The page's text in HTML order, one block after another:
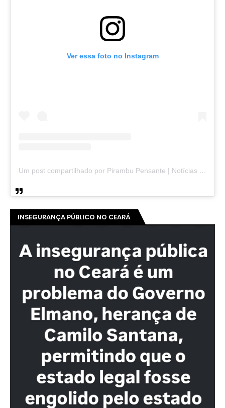
Ver essa foto no Instagram
Um post compartilhado por Pirambu Pensante | Notícias & Entretenimento (@pirambupensante)
INSEGURANÇA PÚBLICO NO CEARÁ